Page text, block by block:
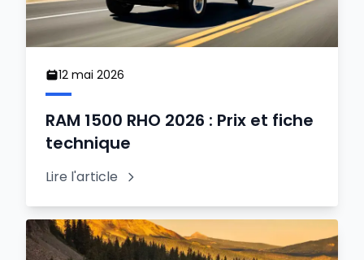
12 mai 2026
RAM 1500 RHO 2026 : Prix et fiche
technique
Lire l'article